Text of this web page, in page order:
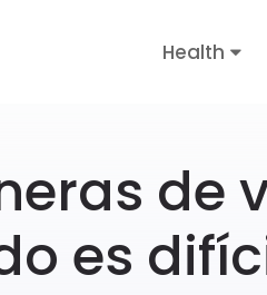
Health
de
es